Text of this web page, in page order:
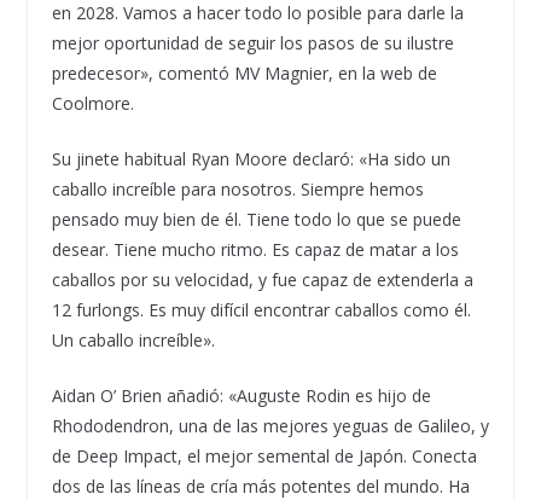
en 2028. Vamos a hacer todo lo posible para darle la
mejor oportunidad de seguir los pasos de su ilustre
predecesor», comentó MV Magnier, en la web de
Coolmore.
Su jinete habitual Ryan Moore declaró: «Ha sido un
caballo increíble para nosotros. Siempre hemos
pensado muy bien de él. Tiene todo lo que se puede
desear. Tiene mucho ritmo. Es capaz de matar a los
caballos por su velocidad, y fue capaz de extenderla a
12 furlongs. Es muy difícil encontrar caballos como él.
Un caballo increíble».
Aidan O’ Brien añadió: «Auguste Rodin es hijo de
Rhododendron, una de las mejores yeguas de Galileo, y
de Deep Impact, el mejor semental de Japón. Conecta
dos de las líneas de cría más potentes del mundo. Ha